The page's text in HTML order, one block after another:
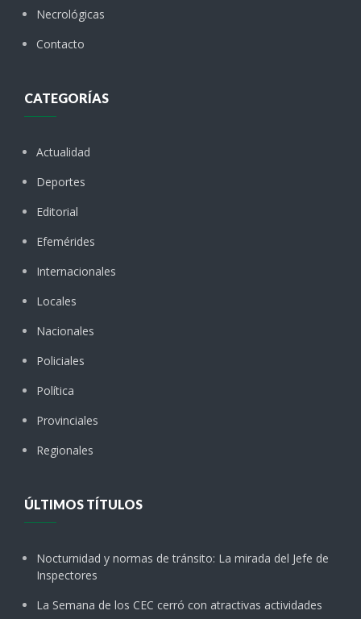
Necrológicas
Contacto
CATEGORÍAS
Actualidad
Deportes
Editorial
Efemérides
Internacionales
Locales
Nacionales
Policiales
Política
Provinciales
Regionales
ÚLTIMOS TÍTULOS
Nocturnidad y normas de tránsito: La mirada del Jefe de
Inspectores
La Semana de los CEC cerró con atractivas actividades